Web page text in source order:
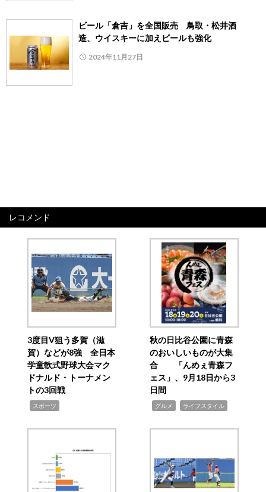
ビール「倉吉」を全国販売 鳥取・松井酒
造、ウイスキーに加えビールも強化
2024年11月27日
レコメンド
3度目V狙う多賀（滋
賀）などが8強 全日本
学童軟式野球大会マク
ドナルド・トーナメン
トの3回戦
スポーツ
秋の日比谷公園に青森
のおいしいものが大集
合 「んめぇ青森フ
ェス」、9月18日から3
日間
グルメ ライフスタイル